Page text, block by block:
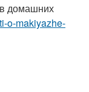
в домашних
o-makiyazhe-